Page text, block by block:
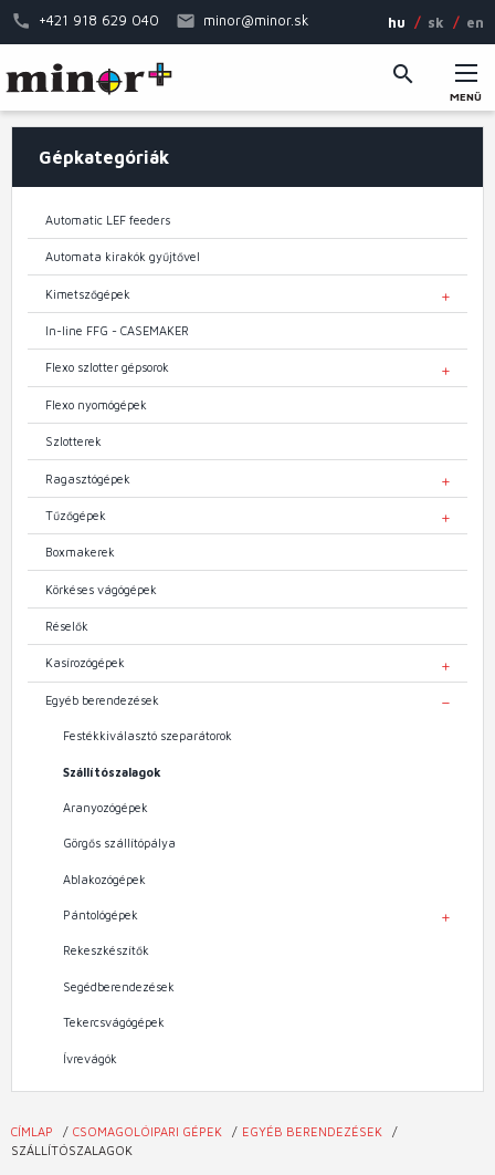
tartalomra
+421 918 629 040 minor@minor.sk hu sk en
navigáció
MENÜ
Jelenlegi
CÍMLAP CSOMAGOLÓIPARI GÉPEK
EGYÉB BERENDEZÉSEK
SZÁLLÍTÓSZALAGOK
Gépkategóriák
Automatic LEF feeders
Automata kirakók gyűjtővel
Kimetszőgépek
In-line FFG - CASEMAKER
Flexo szlotter gépsorok
Flexo nyomógépek
Szlotterek
Ragasztógépek
Tűzőgépek
Boxmakerek
Körkéses vágógépek
Réselők
Kasírozógépek
Egyéb berendezések
Festékkiválasztó szeparátorok
Szállítószalagok
Aranyozógépek
Görgős szállítópálya
Ablakozógépek
Pántológépek
Rekeszkészítők
Segédberendezések
Tekercsvágógépek
Ívrevágók